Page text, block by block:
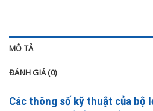
MÔ TẢ
ĐÁNH GIÁ (0)
Các thông số kỹ thuật của bộ